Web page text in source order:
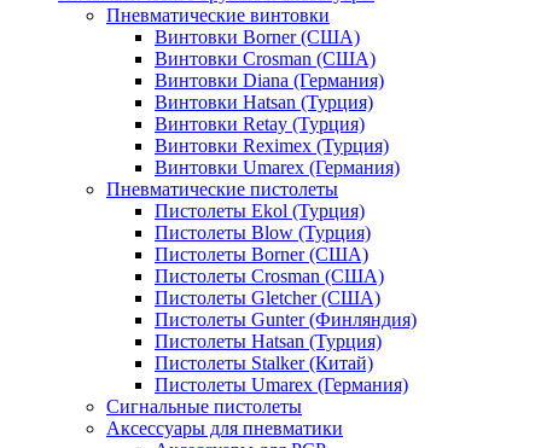
Пневматические винтовки
Винтовки Borner (США)
Винтовки Crosman (США)
Винтовки Diana (Германия)
Винтовки Hatsan (Турция)
Винтовки Retay (Турция)
Винтовки Reximex (Турция)
Винтовки Umarex (Германия)
Пневматические пистолеты
Пистолеты Ekol (Турция)
Пистолеты Blow (Турция)
Пистолеты Borner (США)
Пистолеты Crosman (США)
Пистолеты Gletcher (США)
Пистолеты Gunter (Финляндия)
Пистолеты Hatsan (Турция)
Пистолеты Stalker (Китай)
Пистолеты Umarex (Германия)
Сигнальные пистолеты
Аксессуары для пневматики